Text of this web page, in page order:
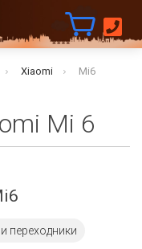
Xiaomi Mi6
Mi 6
переходники